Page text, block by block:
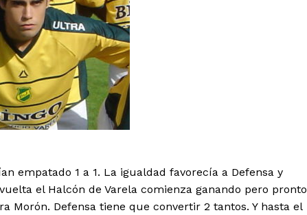
empatado 1 a 1. La igualdad favorecía a Defensa y
el Halcón de Varela comienza ganando pero pronto
Morón. Defensa tiene que convertir 2 tantos. Y hasta el